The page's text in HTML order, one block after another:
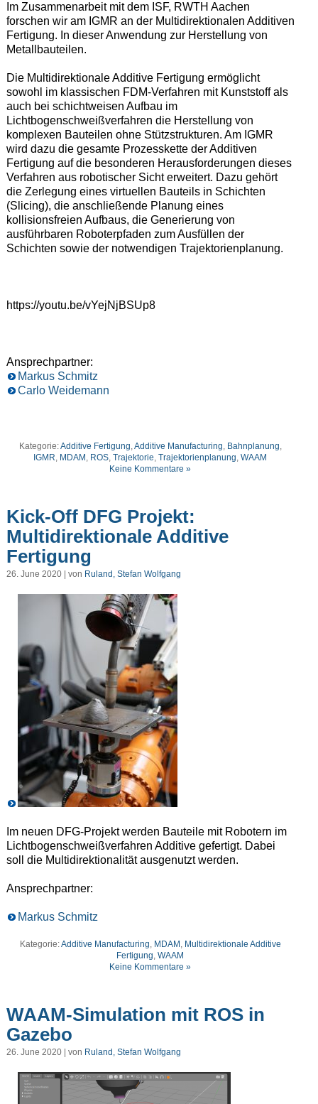
Im Zusammenarbeit mit dem ISF, RWTH Aachen
forschen wir am IGMR an der Multidirektionalen Additiven
Fertigung. In dieser Anwendung zur Herstellung von
Metallbauteilen.
Die Multidirektionale Additive Fertigung ermöglicht
sowohl im klassischen FDM-Verfahren mit Kunststoff als
auch bei schichtweisen Aufbau im
Lichtbogenschweißverfahren die Herstellung von
komplexen Bauteilen ohne Stützstrukturen. Am IGMR
wird dazu die gesamte Prozesskette der Additiven
Fertigung auf die besonderen Herausforderungen dieses
Verfahren aus robotischer Sicht erweitert. Dazu gehört
die Zerlegung eines virtuellen Bauteils in Schichten
(Slicing), die anschließende Planung eines
kollisionsfreien Aufbaus, die Generierung von
ausführbaren Roboterpfaden zum Ausfüllen der
Schichten sowie der notwendigen Trajektorienplanung.
https://youtu.be/vYejNjBSUp8
Ansprechpartner:
Markus Schmitz
Carlo Weidemann
Kategorie:Additive Fertigung,Additive Manufacturing, Bahnplanung,
IGMR, MDAM , ROS,Trajektorie,Trajektorienplanung,WAAM
Keine Kommentare »
Kick-Off DFG Projekt:
Multidirektionale Additive
Fertigung
26. June 2020 | von Ruland, Stefan Wolfgang
Im neuen DFG-Projekt werden Bauteile mit Robotern im
Lichtbogenschweißverfahren Additive gefertigt. Dabei
soll die Multidirektionalität ausgenutzt werden.
Ansprechpartner:
Markus Schmitz
Kategorie:Additive Manufacturing, MDAM , Multidirektionale Additive
Fertigung,WAAM
Keine Kommentare »
WAAM-Simulation mit ROS in
Gazebo
26. June 2020 | von Ruland, Stefan Wolfgang